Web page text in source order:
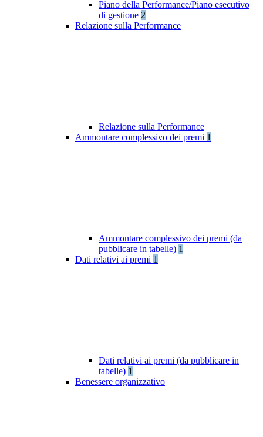
Piano della Performance/Piano esecutivo
di gestione 2
Relazione sulla Performance
Relazione sulla Performance
Ammontare complessivo dei premi 1
Ammontare complessivo dei premi (da
pubblicare in tabelle) 1
Dati relativi ai premi 1
Dati relativi ai premi (da pubblicare in
tabelle) 1
Benessere organizzativo